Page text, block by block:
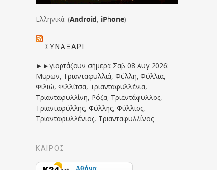
Ελληνικά: (Android, iPhone)
ΣΥΝΑΞΆΡΙ
►►γιορτάζουν σήμερα Σαβ 08 Αυγ 2026:
Μυρων, Τριανταφυλλιά, Φύλλη, Φύλλια,
Φιλιώ, Φιλλίτσα, Τριανταφυλλένια,
Τριανταφυλλίνη, Ρόζα, Τριαντάφυλλος,
Τριανταφύλλης, Φύλλης, Φύλλιος,
Τριανταφυλλένιος, Τριανταφυλλίνος
ΚΑΙΡΟΣ